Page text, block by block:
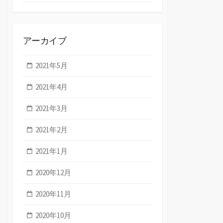
アーカイブ
2021年5月
2021年4月
2021年3月
2021年2月
2021年1月
2020年12月
2020年11月
2020年10月